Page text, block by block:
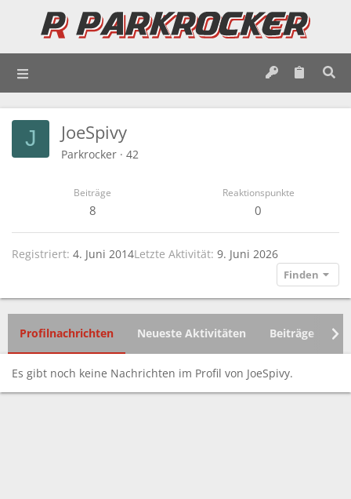
J JoeSpivy
Parkrocker · 42
Beiträge
8
Reaktionspunkte
0
Registriert 4. Juni 2014Letzte Aktivität 9. Juni 2026
Finden
Profilnachrichten Neueste Aktivitäten Beiträge
Es gibt noch keine Nachrichten im Profil von JoeSpivy.